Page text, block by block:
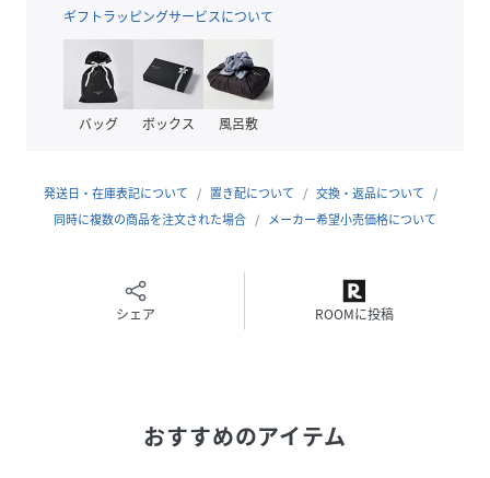
暑い日にはロールアップして5分袖にして着こなすのもこな
れ感が出てオススメです。
【素材】
様々なカラーを取り込んだストライプ柄を使用。
リーユースに着用が可能です。
わせるのがスタンダードなスタイリングでおススメです。ボ
トムはきれい目スタイルであればスラックス合わせ、カジュ
ギフトラッピングサービスについて
バッグ ボックス 風呂敷
発送日・在庫表記について 置き配について
交換・返品について
同時に複数の商品を注文された場合
メーカー希望小売価格について
シェア ROOMに投稿
おすすめのアイテム